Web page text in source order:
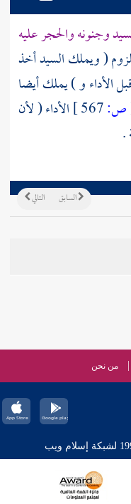
وجنونه والحجر عليه
( ويملك السيد أخذ
الأداء و ) يملك أيضا
ص:
الأداء ( لأن
.
التالي السابق
من نحن